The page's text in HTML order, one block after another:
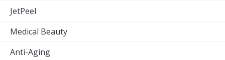
JetPeel
Medical Beauty
Anti-Aging